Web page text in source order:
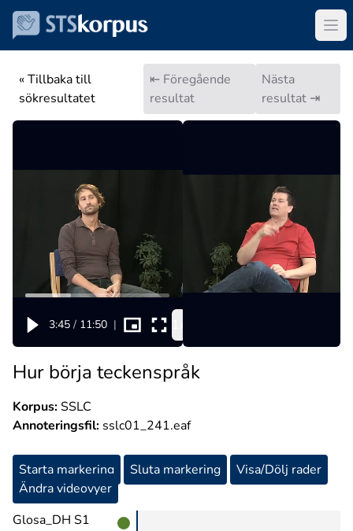
« Tillbaka till
sökresultatet
⇤ Föregående
resultat
Nästa
resultat ⇥
3:45 / 11:50 |
Hur börja teckenspråk
Korpus:SSLC
Annoteringsfil: sslc01_241.eaf
Starta markering Sluta markering
Visa/Dölj rader
Ändra videovyer
Glosa_DH S1